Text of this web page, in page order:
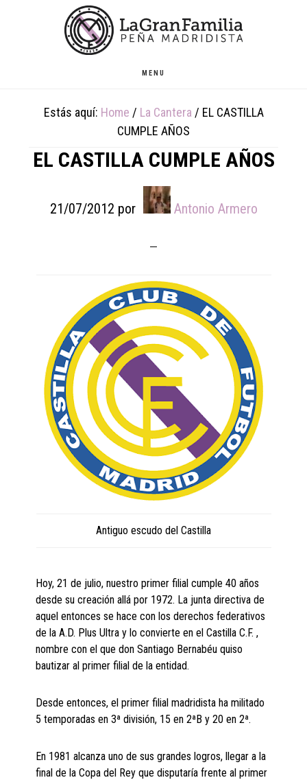
MENU
Estás aquí: Home / La Cantera / EL CASTILLA
CUMPLE AÑOS
EL CASTILLA CUMPLE AÑOS
21/07/2012 por Antonio Armero
Antiguo escudo del Castilla
Hoy, 21 de julio, nuestro primer filial cumple 40 años
desde su creación allá por 1972. La junta directiva de
aquel entonces se hace con los derechos federativos
de la A.D. Plus Ultra y lo convierte en el Castilla C.F. ,
nombre con el que don Santiago Bernabéu quiso
bautizar al primer filial de la entidad.
Desde entonces, el primer filial madridista ha militado
5 temporadas en 3ª división, 15 en 2ªB y 20 en 2ª.
En 1981 alcanza uno de sus grandes logros, llegar a la
final de la Copa del Rey que disputaría frente al primer